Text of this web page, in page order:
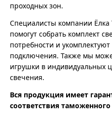
проходных зон.
Специалисты компании Ёлка
помогут собрать комплект
потребности и
подключения. Также мы
игрушки в индивидуальных
свечения.
Вся продукция имеет
соответствия